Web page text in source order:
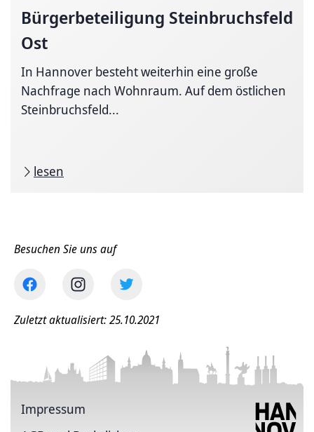
Bürgerbeteiligung Steinbruchsfeld
Ost
In Hannover besteht weiterhin eine große
Nachfrage nach Wohnraum. Auf dem östlichen
Steinbruchsfeld...
lesen
Besuchen Sie uns auf
Zuletzt aktualisiert: 25.10.2021
Impressum